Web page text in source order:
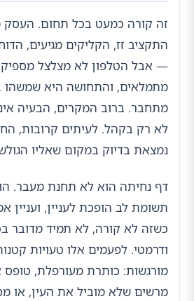
זה קורה כמעט בכל תחום. העסק
התקציב זז, הקליקים מגיעים,
— אבל הטלפון לא מצלצל
מתמלאים, והתחושה היא
מתחבר. ברוב המקרים, הבעיה
לא רק בקהל. לעיתים קרובות,
נמצאת בדיוק במקום שאליו
דף נחיתה הוא לא תחנת מעבר.
תשומת לב הופכת לעניין, ועניין
כשזה לא קורה, לא תמיד מדובר
ודרמטי. לפעמים אלו טעויות
מורגשות: כותרת מעורפלת, טופס
מרשים שלא מוביל את העין, או